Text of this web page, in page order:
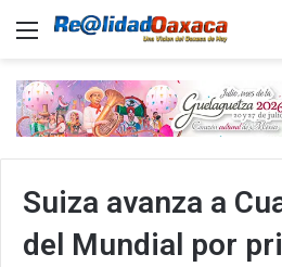
Menu
Suiza avanza a
del Mundial por